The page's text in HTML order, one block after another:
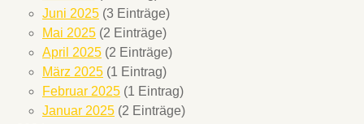
Juni 2025 (3 Einträge)
Mai 2025 (2 Einträge)
April 2025 (2 Einträge)
März 2025 (1 Eintrag)
Februar 2025 (1 Eintrag)
Januar 2025 (2 Einträge)